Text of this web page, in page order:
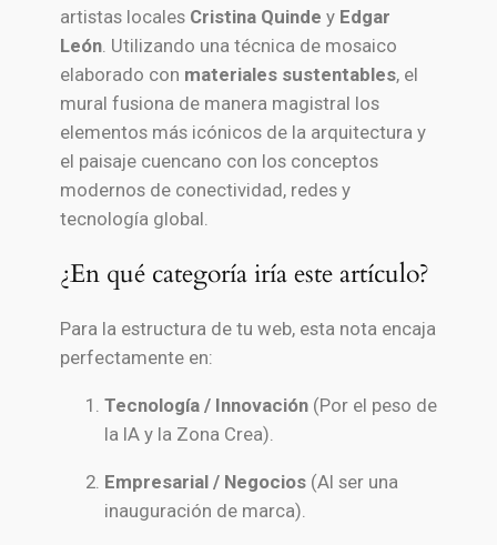
artistas locales Cristina Quinde y Edgar
León. Utilizando una técnica de mosaico
elaborado con materiales sustentables, el
mural fusiona de manera magistral los
elementos más icónicos de la arquitectura y
el paisaje cuencano con los conceptos
modernos de conectividad, redes y
tecnología global.
¿En qué categoría iría este artículo?
Para la estructura de tu web, esta nota encaja
perfectamente en:
Tecnología / Innovación(Por el peso de
la IA y la Zona Crea).
Empresarial / Negocios(Al ser una
inauguración de marca).